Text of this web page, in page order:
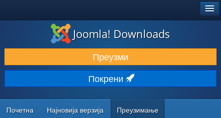
ПРЕУЗИМАЊЕ И ПРОШИРЕЊА (ЕКСТЕНЗИЈЕ)
ОТКРИЈТЕ И НАУЧИТЕ
ЗАЈЕДНИЦА И ПОДРШКА
РЕСУРСИ ЗА РАЗВОЈ
Joomla! Downloads
Преузми
Покрени
Почетна Најновија верзија Преузимање